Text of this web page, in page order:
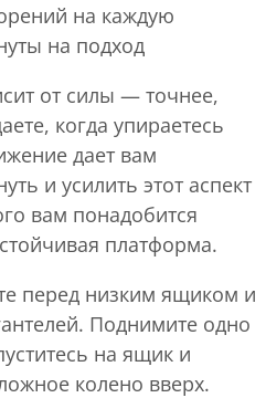
на каждую
на подход
от силы — точнее,
когда упираетесь
дает вам
и усилить этот аспект
вам понадобится
платформа.
перед низким ящиком и
Поднимите одно
на ящик и
колено вверх.